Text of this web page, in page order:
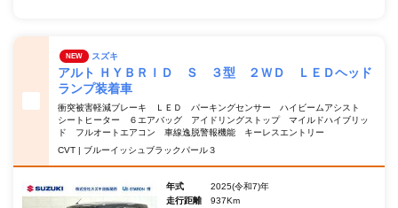
NEW スズキ
アルト ＨＹＢＲＩＤ Ｓ ３型 ２ＷＤ ＬＥＤヘッド
ランプ装着車
衝突被害軽減ブレーキ ＬＥＤ パーキングセンサー ハイビームアシスト
シートヒーター ６エアバッグ アイドリングストップ マイルドハイブリッ
ド フルオートエアコン 車線逸脱警報機能 キーレスエントリー
CVT | ブルーイッシュブラックパール３
年式
2025(令和7)年
走行距離
937Km